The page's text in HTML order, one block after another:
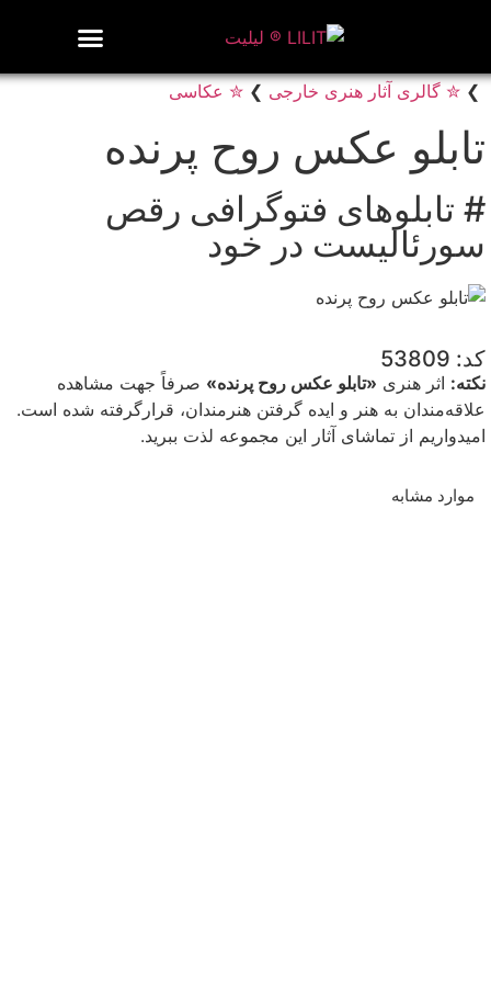
❯ ✮ گالری آثار هنری خارجی ❯ ✮ عکاسی
تابلو عکس روح پرنده
# تابلوهای فتوگرافی رقص
سورئالیست در خود
کد: 53809
نکته: اثر هنری «تابلو عکس روح پرنده» صرفاً جهت مشاهده
علاقه‌مندان به هنر و ایده گرفتن هنرمندان، قرارگرفته شده است.
امیدواریم از تماشای آثار این مجموعه لذت ببرید.
موارد مشابه